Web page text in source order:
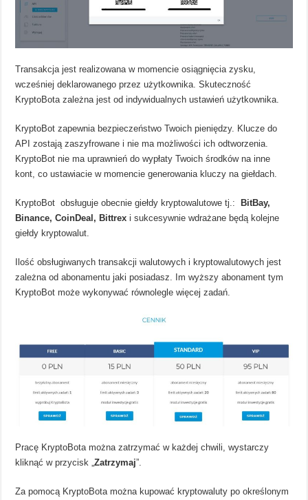
Transakcja jest realizowana w momencie osiągnięcia zysku,
wcześniej deklarowanego przez użytkownika. Skuteczność
KryptoBota zależna jest od indywidualnych ustawień użytkownika.
KryptoBot zapewnia bezpieczeństwo Twoich pieniędzy. Klucze do
API zostają zaszyfrowane i nie ma możliwości ich odtworzenia.
KryptoBot nie ma uprawnień do wypłaty Twoich środków na inne
kont, co ustawiacie w momencie generowania kluczy na giełdach.
KryptoBot obsługuje obecnie giełdy kryptowalutowe tj.:
BitBay,
Binance, CoinDeal, Bittrex i sukcesywnie wdrażane będą kolejne
giełdy kryptowalut.
Ilość obsługiwanych transakcji walutowych i kryptowalutowych jest
zależna od abonamentu jaki posiadasz. Im wyższy abonament tym
KryptoBot może wykonywać równolegle więcej zadań.
Pracę KryptoBota można zatrzymać w każdej chwili, wystarczy
kliknąć w przycisk „Zatrzymaj”.
Za pomocą KryptoBota można kupować kryptowaluty po określonym